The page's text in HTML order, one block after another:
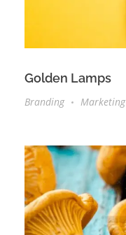
Golden Lamps
Branding
Marketing